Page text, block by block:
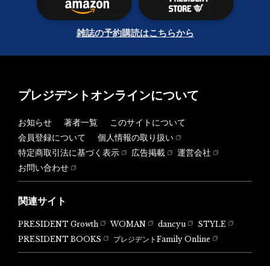
雑誌の予約購読はこちらから
プレジデントオンラインについて
お知らせ 著者一覧
このサイトについて
会員登録について
個人情報の取り扱い
特定商取引法に基づく表示
広告掲載
運営会社
お問い合わせ
関連サイト
PRESIDENT Growth WOMAN dancyu
STYLE
PRESIDENT BOOKS
プレジデントFamily Online